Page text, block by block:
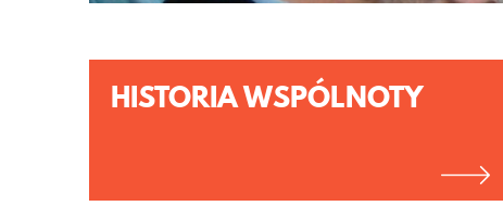
HISTORIA WSPÓLNOTY